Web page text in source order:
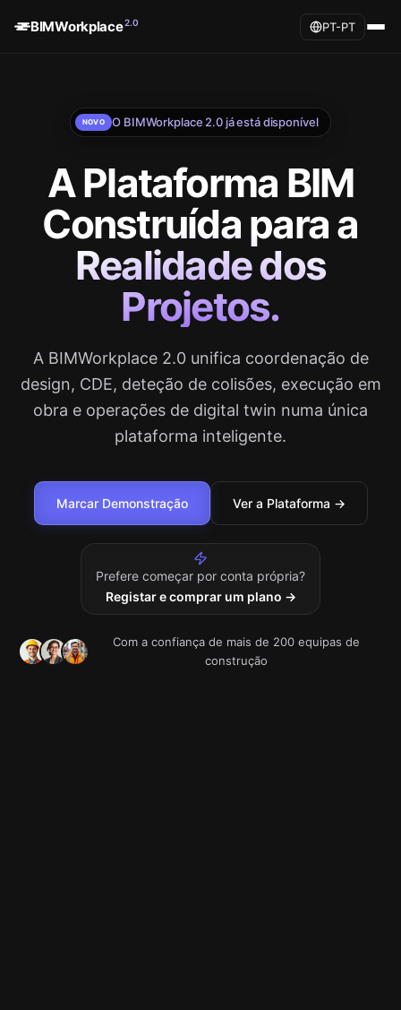
BIMWorkplace2.0 PT-PT
NOVO O BIMWorkplace 2.0 já está disponível
A Plataforma BIM
Construída para a
Realidade dos
Projetos.
A BIMWorkplace 2.0 unifica coordenação de
design, CDE, deteção de colisões, execução em
obra e operações de digital twin numa única
plataforma inteligente.
Marcar Demonstração Ver a Plataforma →
Prefere começar por conta própria?
Registar e comprar um plano →
Com a confiança de mais de 200 equipas de
construção